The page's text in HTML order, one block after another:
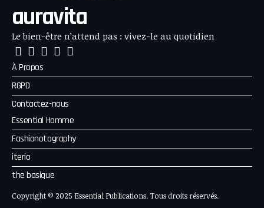
auravita
Le bien-être n’attend pas : vivez-le au quotidien
À Propos
RGPD
Contactez-nous
Essential Homme
Fashionotography
iterio
the basique
Copyright © 2025 Essential Publications. Tous droits réservés.